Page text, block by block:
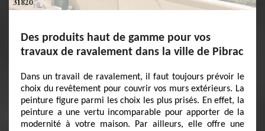
Des produits haut de gamme pour vos
travaux de ravalement dans la ville de Pibrac
Dans un travail de ravalement, il faut toujours prévoir le
choix du revêtement pour couvrir vos murs extérieurs. La
peinture figure parmi les choix les plus prisés. En effet, la
peinture a une vertu incomparable pour apporter de la
modernité à votre maison. Par ailleurs, elle offre une